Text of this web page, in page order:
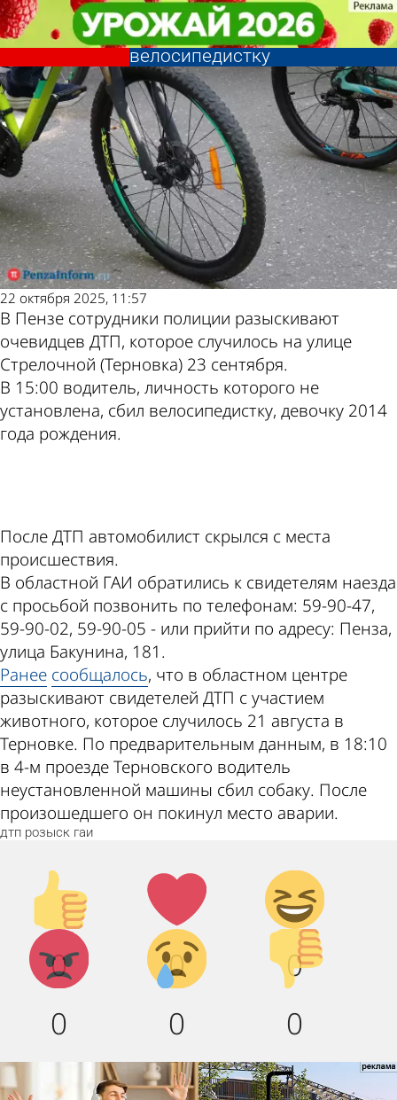
В Пензе ищут свидетелей
наезда на 11-летнюю
велосипедистку
Происшествия
22 октября 2025, 11:57
В Пензе сотрудники полиции разыскивают
очевидцев ДТП, которое случилось на улице
Стрелочной (Терновка) 23 сентября.
В 15:00 водитель, личность которого не
установлена, сбил велосипедистку, девочку 2014
года рождения.
После ДТП автомобилист скрылся с места
происшествия.
В областной ГАИ обратились к свидетелям наезда
с просьбой позвонить по телефонам: 59-90-47,
59-90-02, 59-90-05 - или прийти по адресу: Пенза,
улица Бакунина, 181.
Ранее сообщалось, что в областном центре
разыскивают свидетелей ДТП с участием
животного, которое случилось 21 августа в
Терновке. По предварительным данным, в 18:10
в 4-м проезде Терновского водитель
неустановленной машины сбил собаку. После
произошедшего он покинул место аварии.
дтп розыск гаи
Палец
вверх!
0
Лайк!
0
Дикий
смех!
0
Агрессия!
0
Грусть
:(
0
Палец
вниз!
0
В Пензе ищут свидетелей
наезда на 11-летнюю
велосипедистку
Происшествия
Другие новости по
теме
Погода и курсы
валют в Пензе